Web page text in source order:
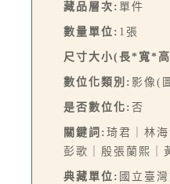
藏品層次: 單件
數量單位: 1張
尺寸大小(長*寬*
數位化類別: 影像(
是否數位化: 否
關鍵詞: 琦君｜林
彭歌｜殷張蘭熙｜
典藏單位: 國立臺